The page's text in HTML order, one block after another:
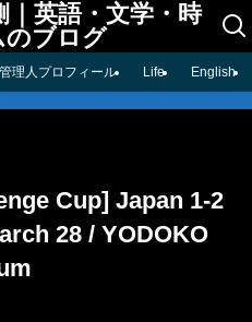
英語・文学・時
のブログ
管理人プロフィール Life English
Cup] Japan 1-2
28 / YODOKO